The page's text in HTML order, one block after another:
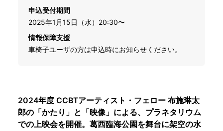
申込受付期間
2025年1月15日（水）20:30〜
情報保障支援
車椅子ユーザの方は申込時にお知らせください。
2024年度 CCBTアーティスト・フェロー 布施琳太
郎の「かたり」と「映像」による、プラネタリウム
での上映会を開催。葛西臨海公園を舞台に架空の水